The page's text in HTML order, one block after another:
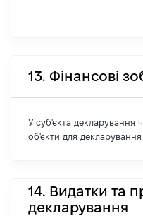
13. Фінансові
У суб'єкта декларування
об'єкти для декларування
14. Видатки та
декларування